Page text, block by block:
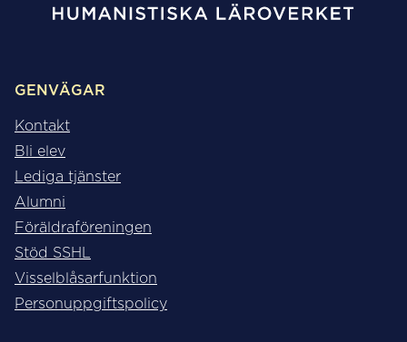
GENVÄGAR
Kontakt
Bli elev
Lediga tjänster
Alumni
Föräldraföreningen
Stöd SSHL
Visselblåsarfunktion
Personuppgiftspolicy